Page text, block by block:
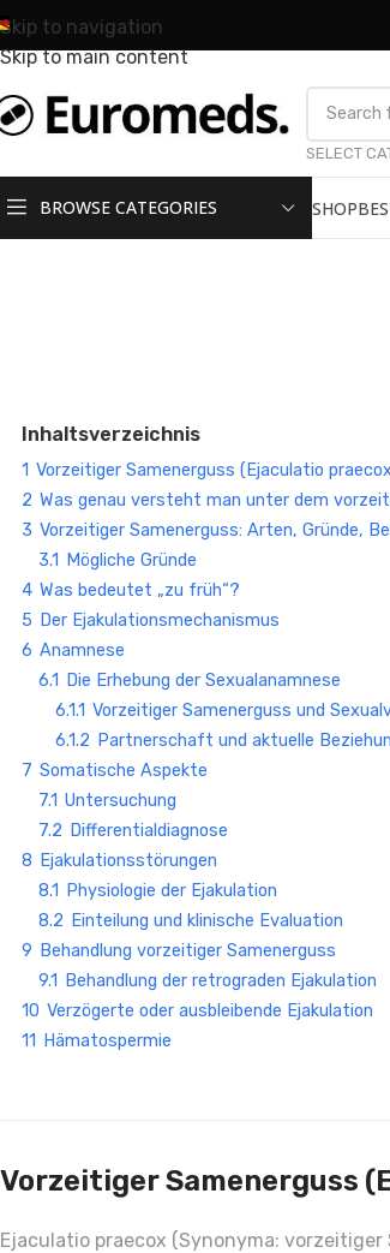
Skip to navigation
Skip to main content
SELECT
BROWSE CATEGORIES SHOP
Inhaltsverzeichnis
1 Vorzeitiger Samenerguss (Ejaculatio
2 Was genau versteht man unter dem
3 Vorzeitiger Samenerguss: Arten, Gründe,
3.1
Mögliche Gründe
4 Was bedeutet „zu früh“?
5 Der Ejakulationsmechanismus
6 Anamnese
6.1
Die Erhebung der Sexualanamnese
6.1.1 Vorzeitiger Samenerguss und
6.1.2 Partnerschaft und aktuelle
7 Somatische Aspekte
7.1 Untersuchung
7.2 Differentialdiagnose
8 Ejakulationsstörungen
8.1
Physiologie der Ejakulation
8.2 Einteilung und klinische Evaluation
9 Behandlung vorzeitiger Samenerguss
9.1
Behandlung der retrograden Ejakulation
10 Verzögerte oder ausbleibende Ejakulation
11
Hämatospermie
Vorzeitiger Samenerguss
Ejaculatio praecox (Synonyma: